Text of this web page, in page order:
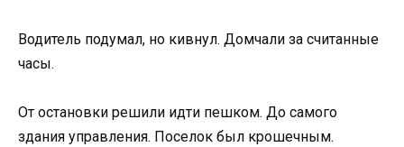
Водитель подумал, но кивнул. Домчали за считанные
часы.
От остановки решили идти пешком. До самого
здания управления. Поселок был крошечным.